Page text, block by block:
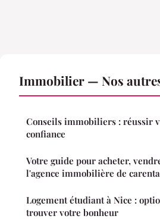
Immobilier — Nos
Conseils immobiliers : réussir
confiance
Votre guide pour acheter,
l'agence immobilière de
Logement étudiant à Nice :
trouver votre bonheur